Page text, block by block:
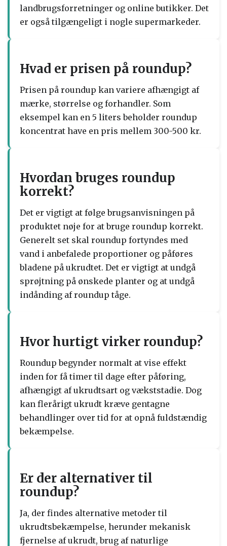
landbrugsforretninger og online butikker. Det
er også tilgængeligt i nogle supermarkeder.
Hvad er prisen på roundup?
Prisen på roundup kan variere afhængigt af
mærke, størrelse og forhandler. Som
eksempel kan en 5 liters beholder roundup
koncentrat have en pris mellem 300-500 kr.
Hvordan bruges roundup
korrekt?
Det er vigtigt at følge brugsanvisningen på
produktet nøje for at bruge roundup korrekt.
Generelt set skal roundup fortyndes med
vand i anbefalede proportioner og påføres
bladene på ukrudtet. Det er vigtigt at undgå
sprøjtning på ønskede planter og at undgå
indånding af roundup tåge.
Hvor hurtigt virker roundup?
Roundup begynder normalt at vise effekt
inden for få timer til dage efter påføring,
afhængigt af ukrudtsart og vækststadie. Dog
kan flerårigt ukrudt kræve gentagne
behandlinger over tid for at opnå fuldstændig
bekæmpelse.
Er der alternativer til
roundup?
Ja, der findes alternative metoder til
ukrudtsbekæmpelse, herunder mekanisk
fjernelse af ukrudt, brug af naturlige